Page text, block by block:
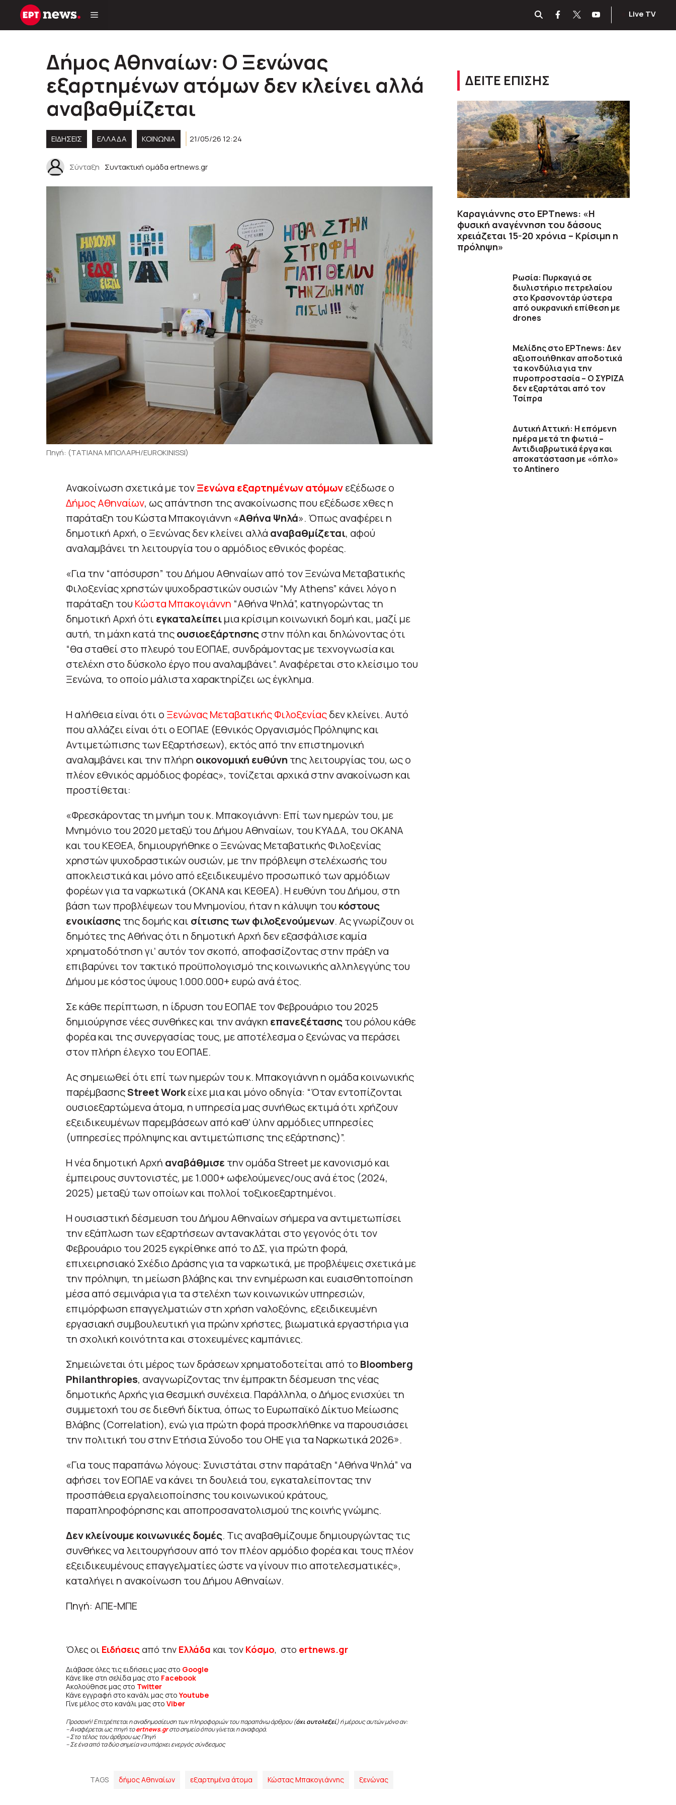
Μετάβαση
Live TV
Δήμος Αθηναίων: Ο Ξενώνας
εξαρτημένων ατόμων δεν κλείνει αλλά
αναβαθμίζεται
ΕΙΔΗΣΕΙΣ ΕΛΛΑΔΑ ΚΟΙΝΩΝΊΑ 21/05/26 12:24
Σύνταξη Συντακτική ομάδα ertnews.gr
Πηγή: (ΤΑΤΙΑΝΑ ΜΠΟΛΑΡΗ/EUROKINISSI)
Ανακοίνωση σχετικά με τονΞενώνα εξαρτημένων ατόμωνεξέδωσε ο
Δήμος Αθηναίων, ως απάντηση της ανακοίνωσης που εξέδωσε χθες η
παράταξη του Κώστα Μπακογιάννη «Αθήνα Ψηλά». Όπως αναφέρει η
δημοτική Αρχή, ο Ξενώνας δεν κλείνει αλλά αναβαθμίζεται, αφού
αναλαμβάνει τη λειτουργία του ο αρμόδιος εθνικός φορέας.
«Για την “απόσυρση” του Δήμου Αθηναίων από τον Ξενώνα Μεταβατικής
Φιλοξενίας χρηστών ψυχοδραστικών ουσιών “My Athens” κάνει λόγο η
παράταξη του Κώστα Μπακογιάννη “Αθήνα Ψηλά”, κατηγορώντας τη
δημοτική Αρχή ότι εγκαταλείπειμια κρίσιμη κοινωνική δομή και, μαζί με
αυτή, τη μάχη κατά τηςουσιοεξάρτησηςστην πόλη και δηλώνοντας ότι
“θα σταθεί στο πλευρό του ΕΟΠΑΕ, συνδράμοντας με τεχνογνωσία και
στελέχη στο δύσκολο έργο που αναλαμβάνει”. Αναφέρεται στο κλείσιμο του
Ξενώνα, το οποίο μάλιστα χαρακτηρίζει ως έγκλημα.
Η αλήθεια είναι ότι ο Ξενώνας Μεταβατικής Φιλοξενίαςδεν κλείνει. Αυτό
που αλλάζει είναι ότι ο ΕΟΠΑΕ (Εθνικός Οργανισμός Πρόληψης και
Αντιμετώπισης των Εξαρτήσεων), εκτός από την επιστημονική
αναλαμβάνει και την πλήρη οικονομική ευθύνη της λειτουργίας του, ως ο
πλέον εθνικός αρμόδιος φορέας», τονίζεται αρχικά στην ανακοίνωση και
προστίθεται:
«Φρεσκάροντας τη μνήμη του κ. Μπακογιάννη: Επί των ημερών του, με
Μνημόνιο του 2020 μεταξύ του Δήμου Αθηναίων, του ΚΥΑΔΑ, του ΟΚΑΝΑ
και του ΚΕΘΕΑ, δημιουργήθηκε ο Ξενώνας Μεταβατικής Φιλοξενίας
χρηστών ψυχοδραστικών ουσιών, με την πρόβλεψη στελέχωσής του
αποκλειστικά και μόνο από εξειδικευμένο προσωπικό των αρμόδιων
φορέων για τα ναρκωτικά (ΟΚΑΝΑ και ΚΕΘΕΑ). Η ευθύνη του Δήμου, στη
βάση των προβλέψεων του Μνημονίου, ήταν η κάλυψη του κόστους
ενοικίασηςτης δομής και σίτισης των φιλοξενούμενων. Ας γνωρίζουν οι
δημότες της Αθήνας ότι η δημοτική Αρχή δεν εξασφάλισε καμία
χρηματοδότηση γι’ αυτόν τον σκοπό, αποφασίζοντας στην πράξη να
επιβαρύνει τον τακτικό προϋπολογισμό της κοινωνικής αλληλεγγύης του
Δήμου με κόστος ύψους 1.000.000+ ευρώ ανά έτος.
Σε κάθε περίπτωση, η ίδρυση του ΕΟΠΑΕ τον Φεβρουάριο του 2025
δημιούργησε νέες συνθήκες και την ανάγκη επανεξέτασηςτου ρόλου κάθε
φορέα και της συνεργασίας τους, με αποτέλεσμα ο ξενώνας να περάσει
στον πλήρη έλεγχο του ΕΟΠΑΕ.
Ας σημειωθεί ότι επί των ημερών του κ. Μπακογιάννη η ομάδα κοινωνικής
παρέμβασηςStreet Workείχε μια και μόνο οδηγία: “Όταν εντοπίζονται
ουσιοεξαρτώμενα άτομα, η υπηρεσία μας συνήθως εκτιμά ότι χρήζουν
εξειδικευμένων παρεμβάσεων από καθ’ ύλην αρμόδιες υπηρεσίες
(υπηρεσίες πρόληψης και αντιμετώπισης της εξάρτησης)”.
Η νέα δημοτική Αρχή αναβάθμισετην ομάδα Street με κανονισμό και
έμπειρους συντονιστές, με 1.000+ ωφελούμενες/ους ανά έτος (2024,
2025) μεταξύ των οποίων και πολλοί τοξικοεξαρτημένοι.
Η ουσιαστική δέσμευση του Δήμου Αθηναίων σήμερα να αντιμετωπίσει
την εξάπλωση των εξαρτήσεων αντανακλάται στο γεγονός ότι τον
Φεβρουάριο του 2025 εγκρίθηκε από το ΔΣ, για πρώτη φορά,
επιχειρησιακό Σχέδιο Δράσης για τα ναρκωτικά, με προβλέψεις σχετικά με
την πρόληψη, τη μείωση βλάβης και την ενημέρωση και ευαισθητοποίηση
μέσα από σεμινάρια για τα στελέχη των κοινωνικών υπηρεσιών,
επιμόρφωση επαγγελματιών στη χρήση ναλοξόνης, εξειδικευμένη
εργασιακή συμβουλευτική για πρώην χρήστες, βιωματικά εργαστήρια για
τη σχολική κοινότητα και στοχευμένες καμπάνιες.
Σημειώνεται ότι μέρος των δράσεων χρηματοδοτείται από το Bloomberg
Philanthropies, αναγνωρίζοντας την έμπρακτη δέσμευση της νέας
δημοτικής Αρχής για θεσμική συνέχεια. Παράλληλα, ο Δήμος ενισχύει τη
συμμετοχή του σε διεθνή δίκτυα, όπως το Ευρωπαϊκό Δίκτυο Μείωσης
Βλάβης (Correlation), ενώ για πρώτη φορά προσκλήθηκε να παρουσιάσει
την πολιτική του στην Ετήσια Σύνοδο του ΟΗΕ για τα Ναρκωτικά 2026».
«Για τους παραπάνω λόγους: Συνιστάται στην παράταξη “Αθήνα Ψηλά” να
αφήσει τον ΕΟΠΑΕ να κάνει τη δουλειά του, εγκαταλείποντας την
προσπάθεια εργαλειοποίησης του κοινωνικού κράτους,
παραπληροφόρησης και αποπροσανατολισμού της κοινής γνώμης.
Δεν κλείνουμε κοινωνικές δομές. Τις αναβαθμίζουμε δημιουργώντας τις
συνθήκες να λειτουργήσουν από τον πλέον αρμόδιο φορέα και τους πλέον
εξειδικευμένους επαγγελματίες ώστε να γίνουν πιο αποτελεσματικές»,
καταλήγει η ανακοίνωση του Δήμου Αθηναίων.
Πηγή: ΑΠΕ-ΜΠΕ
Όλες οι Ειδήσεις από την Ελλάδα και τον Κόσμο, στο ertnews.gr
Διάβασε όλες τις ειδήσεις μας στο Google
Κάνε like στη σελίδα μας στο Facebook
Ακολούθησε μας στο Twitter
Κάνε εγγραφή στο κανάλι μας στοYoutube
Γίνε μέλος στο κανάλι μας στο Viber
Προσοχή! Επιτρέπεται η αναδημοσίευση των πληροφοριών του παραπάνω άρθρου (όχι αυτολεξεί) ή μέρους αυτών μόνο αν:
– Αναφέρεται ως πηγή τοertnews.gr στο σημείο όπου γίνεται η αναφορά.
– Στο τέλος του άρθρου ως Πηγή
– Σε ένα από τα δύο σημεία να υπάρχει ενεργός σύνδεσμος
TAGS δήμος Αθηναίων εξαρτημένα άτομα Κώστας Μπακογιάννης ξενώνας
ΔΕΙΤΕ ΕΠΙΣΗΣ
Καραγιάννης στο ΕΡΤnews: «Η
φυσική αναγέννηση του δάσους
χρειάζεται 15-20 χρόνια – Κρίσιμη η
πρόληψη»
Ρωσία: Πυρκαγιά σε
διυλιστήριο πετρελαίου
στο Κρασνοντάρ ύστερα
από ουκρανική επίθεση με
drones
Μελίδης στο ΕΡΤnews: Δεν
αξιοποιήθηκαν αποδοτικά
τα κονδύλια για την
πυροπροστασία – Ο ΣΥΡΙΖΑ
δεν εξαρτάται από τον
Τσίπρα
Δυτική Αττική: Η επόμενη
ημέρα μετά τη φωτιά –
Αντιδιαβρωτικά έργα και
αποκατάσταση με «όπλο»
το Antinero